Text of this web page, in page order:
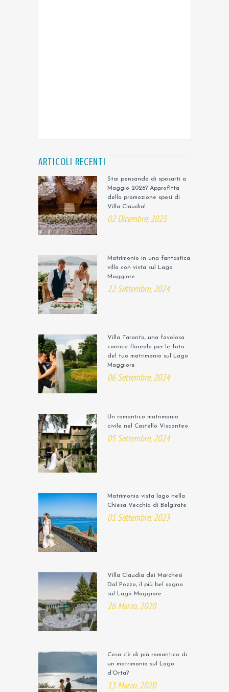
ARTICOLI RECENTI
Stai pensando di sposarti a
Maggio 2026? Approfitta
della promozione sposi di
Villa Claudia!
02 Dicembre, 2025
Matrimonio in una fantastica
villa con vista sul Lago
Maggiore
22 Settembre, 2024
Villa Taranto, una favolosa
cornice floreale per le foto
del tuo matrimonio sul Lago
Maggiore
06 Settembre, 2024
Un romantico matrimonio
civile nel Castello Visconteo
05 Settembre, 2024
Matrimonio vista lago nella
Chiesa Vecchia di Belgirate
01 Settembre, 2023
Villa Claudia dei Marchesi
Dal Pozzo, il più bel sogno
sul Lago Maggiore
26 Marzo, 2020
Cosa c’è di più romantico di
un matrimonio sul Lago
d’Orta?
13 Marzo, 2020